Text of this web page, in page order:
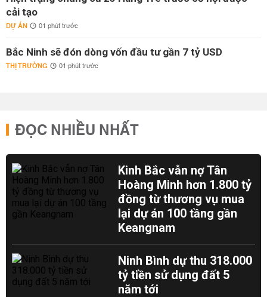
cải tạo
DỰ ÁN 01 phút trước
Bắc Ninh sẽ đón dòng vốn đầu tư gần 7 tỷ USD
THỊ TRƯỜNG 01 phút trước
ĐỌC NHIỀU NHẤT
Kinh Bắc vẫn nợ Tân
Hoàng Minh hơn 1.800 tỷ
đồng từ thương vụ mua
lại dự án 100 tầng gần
Keangnam
Ninh Bình dự thu 318.000
tỷ tiền sử dụng đất 5
năm tới